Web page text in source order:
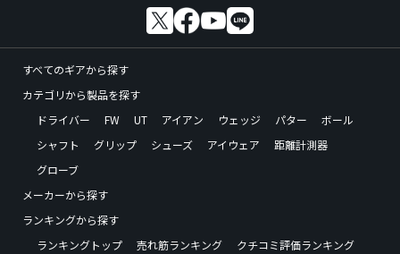
すべてのギアから探す
カテゴリから製品を探す
ドライバー
FW UT アイアン ウェッジ パター
ボール
シャフト
グリップ シューズ アイウェア
距離計測器
グローブ
メーカーから探す
ランキングから探す
ランキングトップ
売れ筋ランキング
クチコミ評価ランキング